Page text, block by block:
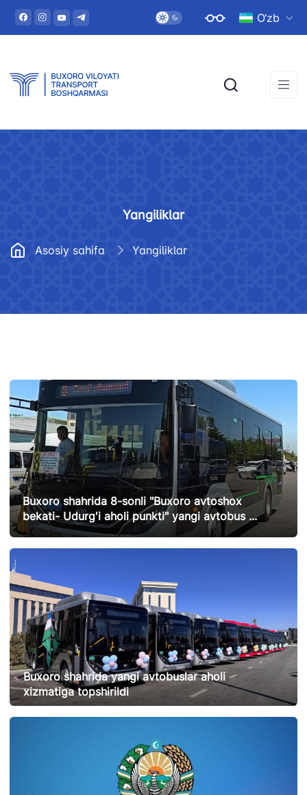
O‘zb
Yangiliklar
Asosiy sahifa Yangiliklar
Buxoro shahrida 8-sonli "Buxoro avtoshox
bekati- Udurg'i aholi punkti" yangi avtobus ...
Buxoro shahrida yangi avtobuslar aholi
xizmatiga topshirildi